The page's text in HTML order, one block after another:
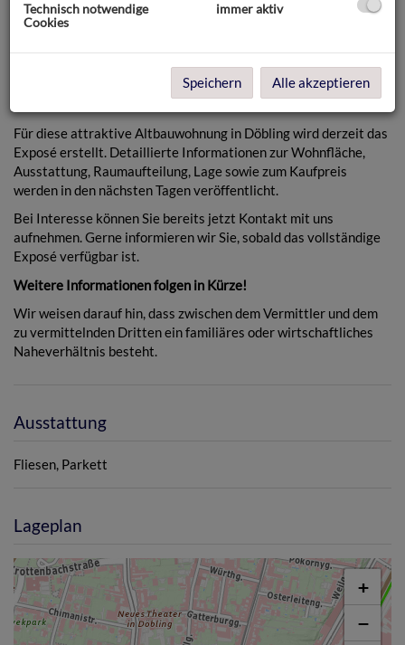
Für diese attraktive Altbauwohnung in Döbling wird derzeit das
Exposé erstellt. Detaillierte Informationen zur Wohnfläche,
Ausstattung, Raumaufteilung, Lage sowie zum Kaufpreis
werden in den nächsten Tagen veröffentlicht.
Bei Interesse können Sie bereits jetzt Kontakt mit uns
aufnehmen. Gerne informieren wir Sie, sobald das vollständige
Exposé verfügbar ist.
Weitere Informationen folgen in Kürze!
Wir weisen darauf hin, dass zwischen dem Vermittler und dem
zu vermittelnden Dritten ein familiäres oder wirtschaftliches
Naheverhältnis besteht.
Ausstattung
Fliesen Parkett
Lageplan
+
−
Technisch notwendige
Cookies
immer aktiv
Speichern Alle akzeptieren